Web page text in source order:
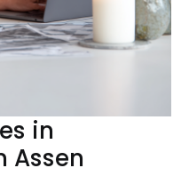
in
Assen